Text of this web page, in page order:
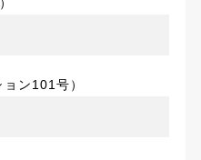
ン101号）